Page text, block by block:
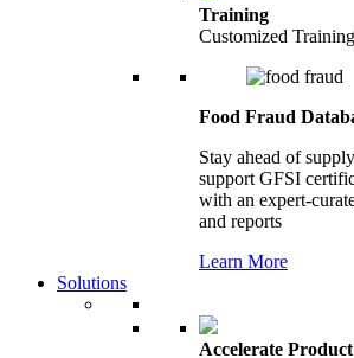
Training
Customized Training
Food Fraud
Stay ahead of
support GFSI
with an expert-
and reports
Learn More
Solutions
Accelerate